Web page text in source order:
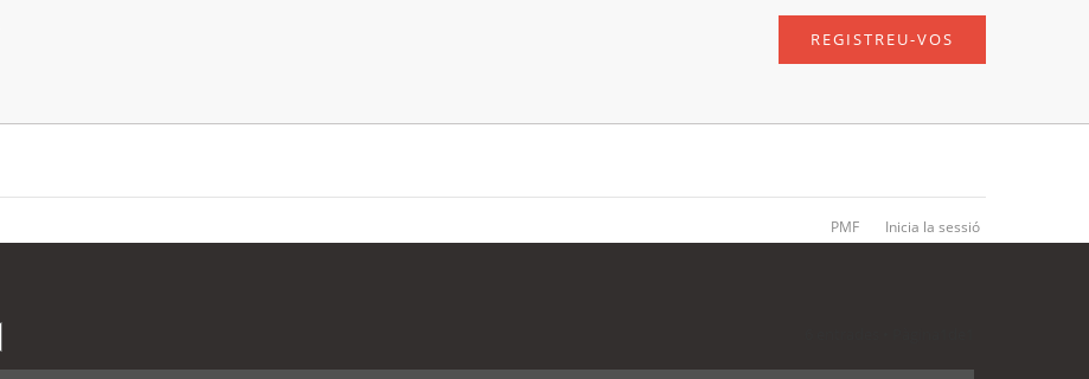
REGISTREU-VOS
PMF Inicia la sessió